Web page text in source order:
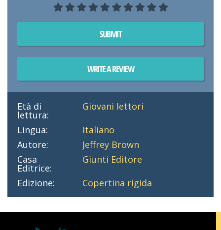
SUBMIT
WRITE A REVIEW
Età di
lettura:
Giovani lettori
Lingua:
Italiano
Autore:
Jeffrey Brown
Casa
Editrice:
Giunti Editore
Edizione:
Copertina rigida